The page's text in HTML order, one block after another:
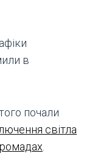
в
почали
світла